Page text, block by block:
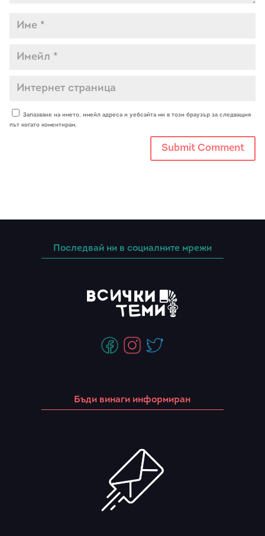
Запазване на името, имейл адреса и уебсайта ми в този браузър за следващия
път когато коментирам.
Последвай ни в социалните мрежи
Бъди винаги информиран